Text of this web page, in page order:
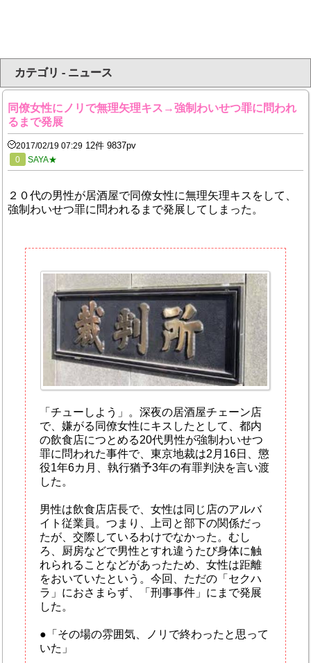
カテゴリ - ニュース
同僚女性にノリで無理矢理キス→強制わいせつ罪に問われ
るまで発展
2017/02/19 07:29 12件 9837pv
0 SAYA★
２０代の男性が居酒屋で同僚女性に無理矢理キスをして、
強制わいせつ罪に問われるまで発展してしまった。
「チューしよう」。深夜の居酒屋チェーン店
で、嫌がる同僚女性にキスしたとして、都内
の飲食店につとめる20代男性が強制わいせつ
罪に問われた事件で、東京地裁は2月16日、懲
役1年6カ月、執行猶予3年の有罪判決を言い渡
した。
男性は飲食店店長で、女性は同じ店のアルバ
イト従業員。つまり、上司と部下の関係だっ
たが、交際しているわけでなかった。むし
ろ、厨房などで男性とすれ違うたび身体に触
れられることなどがあったため、女性は距離
をおいていたという。今回、ただの「セクハ
ラ」におさまらず、「刑事事件」にまで発展
した。
●「その場の雰囲気、ノリで終わったと思って
いた」